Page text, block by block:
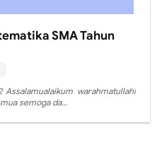
SMA Tahun
Assalamualaikum warahmatullahi
semoga da…